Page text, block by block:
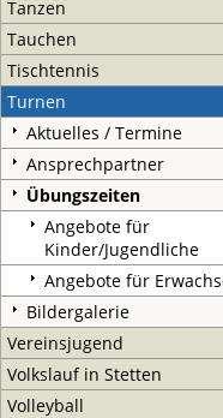
Tanzen
Tauchen
Tischtennis
Turnen
Aktuelles / Termine
Ansprechpartner
Übungszeiten
Angebote für
Kinder/Jugendliche
Angebote für
Bildergalerie
Vereinsjugend
Volkslauf in Stetten
Volleyball